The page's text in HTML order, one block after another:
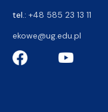
tel.: +48 585 23 13 11
ekowe@ug.edu.pl